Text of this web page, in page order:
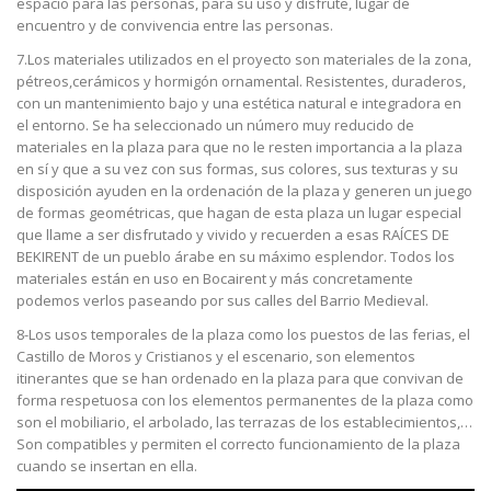
encuentro y de convivencia entre las personas.
7.Los materiales utilizados en el proyecto son materiales de la zona,
pétreos,cerámicos y hormigón ornamental. Resistentes, duraderos,
con un mantenimiento bajo y una estética natural e integradora en
el entorno. Se ha seleccionado un número muy reducido de
materiales en la plaza para que no le resten importancia a la plaza
en sí y que a su vez con sus formas, sus colores, sus texturas y su
disposición ayuden en la ordenación de la plaza y generen un juego
de formas geométricas, que hagan de esta plaza un lugar especial
que llame a ser disfrutado y vivido y recuerden a esas RAÍCES DE
BEKIRENT de un pueblo árabe en su máximo esplendor. Todos los
materiales están en uso en Bocairent y más concretamente
podemos verlos paseando por sus calles del Barrio Medieval.
8-Los usos temporales de la plaza como los puestos de las ferias, el
Castillo de Moros y Cristianos y el escenario, son elementos
itinerantes que se han ordenado en la plaza para que convivan de
forma respetuosa con los elementos permanentes de la plaza como
son el mobiliario, el arbolado, las terrazas de los establecimientos,…
Son compatibles y permiten el correcto funcionamiento de la plaza
cuando se insertan en ella.